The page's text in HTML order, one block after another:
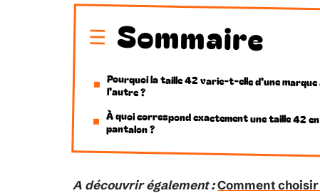
Sommaire
Pourquoi la taille 42 varie-t-elle d’une marque
l’autre ?
À quoi correspond exactement une taille 42 en
pantalon ?
A découvrir également :Comment